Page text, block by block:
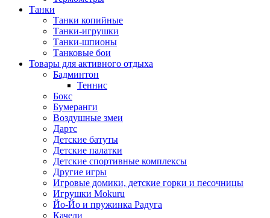
Танки
Танки копийные
Танки-игрушки
Танки-шпионы
Танковые бои
Товары для активного отдыха
Бадминтон
Теннис
Бокс
Бумеранги
Воздушные змеи
Дартс
Детские батуты
Детские палатки
Детские спортивные комплексы
Другие игры
Игровые домики, детские горки и песочницы
Игрушки Mokuru
Йо-Йо и пружинка Радуга
Качели